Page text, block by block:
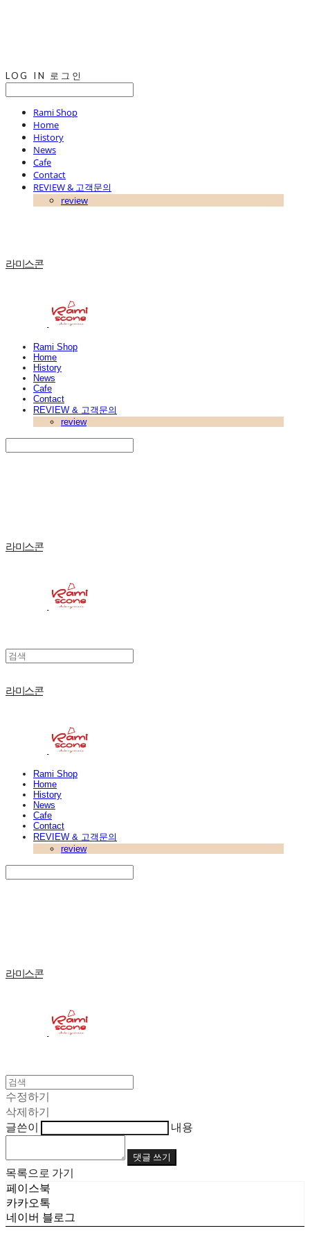
LOG IN 로그인
Rami Shop
Home
History
News
Cafe
Contact
REVIEW & 고객문의
review
라미스콘
Rami Shop
Home
History
News
Cafe
Contact
REVIEW & 고객문의
review
라미스콘
라미스콘
Rami Shop
Home
History
News
Cafe
Contact
REVIEW & 고객문의
review
라미스콘
수정하기
삭제하기
글쓴이
내용
댓글 쓰기
목록으로 가기
페이스북
카카오톡
네이버 블로그